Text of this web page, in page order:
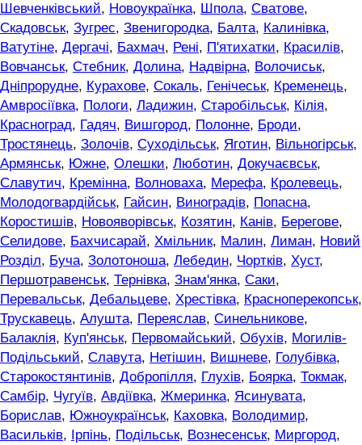
Шевченківський, Новоукраїнка, Шпола, Сватове,
Скадовськ, Зугрес, Звенигородка, Балта, Калинівка,
Ватутіне, Дергачі, Бахмач, Рені, П'ятихатки, Красилів,
Вовчанськ, Стебник, Долина, Надвірна, Волочиськ,
Дніпрорудне, Курахове, Сокаль, Генічеськ, Кременець,
Амвросіївка, Пологи, Ладижин, Старобільськ, Кілія,
Красноград, Гадяч, Вишгород, Полонне, Броди,
Тростянець, Золочів, Суходільськ, Яготин, Вільногірськ,
Армянськ, Южне, Олешки, Люботин, Докучаєвськ,
Славутич, Кремінна, Волноваха, Мерефа, Кролевець,
Молодогвардійськ, Гайсин, Виноградів, Попасна,
Коростишів, Новояворівськ, Козятин, Канів, Берегове,
Селидове, Бахчисарай, Хмільник, Малин, Лиман, Новий
Розділ, Буча, Золотоноша, Лебедин, Чортків, Хуст,
Першотравенськ, Тернівка, Знам'янка, Саки,
Перевальськ, Дебальцеве, Хрестівка, Красноперекопськ,
Трускавець, Алушта, Переяслав, Синельникове,
Балаклія, Куп'янськ, Первомайський, Обухів, Могилів-
Подільський, Славута, Нетішин, Вишневе, Голубівка,
Старокостянтинів, Добропілля, Глухів, Боярка, Токмак,
Самбір, Чугуїв, Авдіївка, Жмеринка, Ясинувата,
Борислав, Южноукраїнськ, Каховка, Володимир,
Васильків, Ірпінь, Подільськ, Вознесенськ, Миргород,